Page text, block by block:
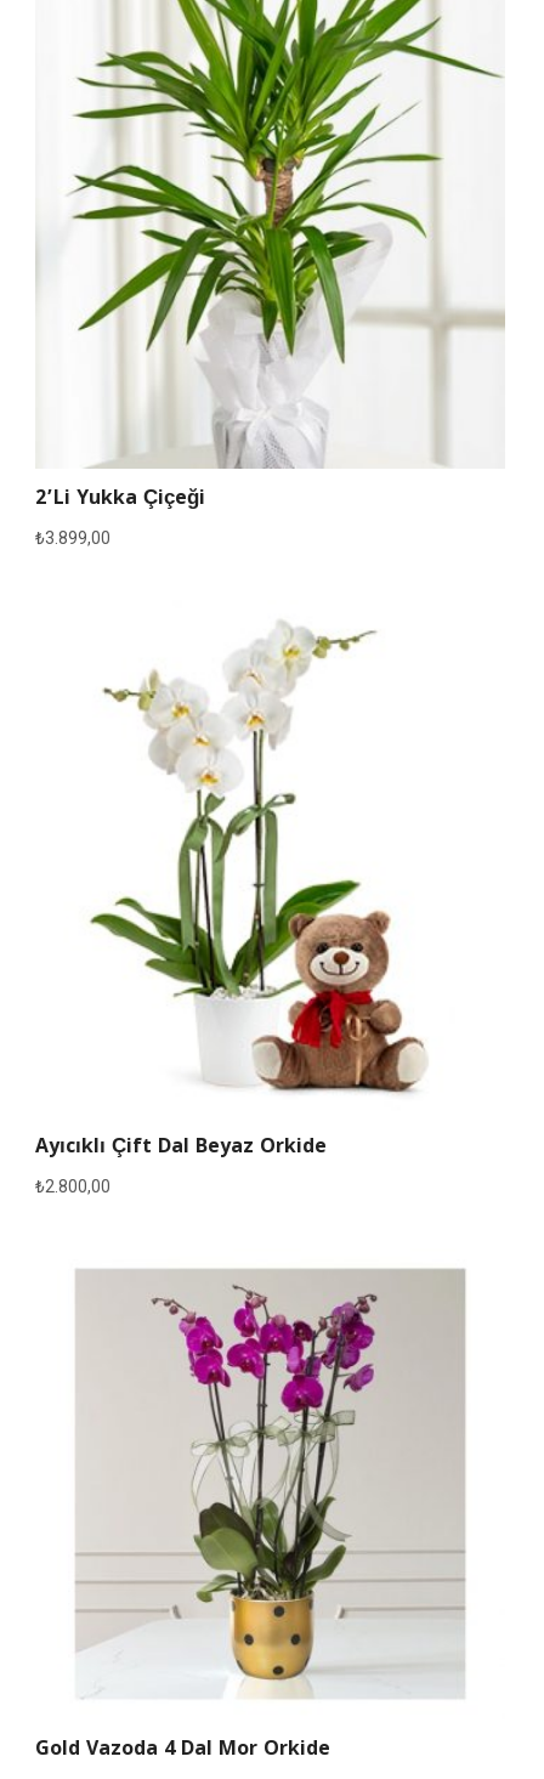
2’li Yukka Çiçeği
₺3.899,00
Ayıcıklı Çift Dal Beyaz Orkide
₺2.800,00
Gold Vazoda 4 Dal Mor Orkide